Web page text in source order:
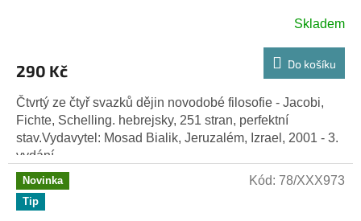
Skladem
290 Kč Do košíku
Čtvrtý ze čtyř svazků dějin novodobé filosofie - Jacobi,
Fichte, Schelling. hebrejsky, 251 stran, perfektní
stav.Vydavytel: Mosad Bialik, Jeruzalém, Izrael, 2001 - 3.
vydání
Novinka
Tip
Kód: 78/XXX973